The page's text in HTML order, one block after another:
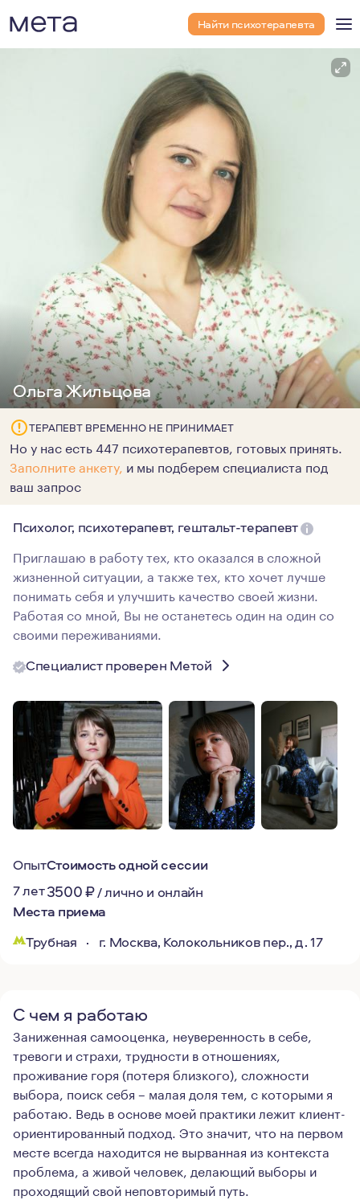
Найти психотерапевта
Ольга Жильцова
ТЕРАПЕВТ ВРЕМЕННО НЕ ПРИНИМАЕТ
Но у нас есть 447 психотерапевтов, готовых принять.
Заполните анкету, и мы подберем специалиста под
ваш запрос
Психолог, психотерапевт, гештальт-терапевт
Приглашаю в работу тех, кто оказался в сложной
жизненной ситуации, а также тех, кто хочет лучше
понимать себя и улучшить качество своей жизни.
Работая со мной, Вы не останетесь один на один со
своими переживаниями.
Специалист проверен Метой
Опыт
7 лет
Стоимость одной сессии
3500₽/лично и онлайн
Места приема
Трубная · г. Москва, Колокольников пер., д. 17
С чем я работаю
Заниженная самооценка, неуверенность в себе,
тревоги и страхи, трудности в отношениях,
проживание горя (потеря близкого), сложности
выбора, поиск себя – малая доля тем, с которыми я
работаю. Ведь в основе моей практики лежит клиент-
ориентированный подход. Это значит, что на первом
месте всегда находится не вырванная из контекста
проблема, а живой человек, делающий выборы и
проходящий свой неповторимый путь.